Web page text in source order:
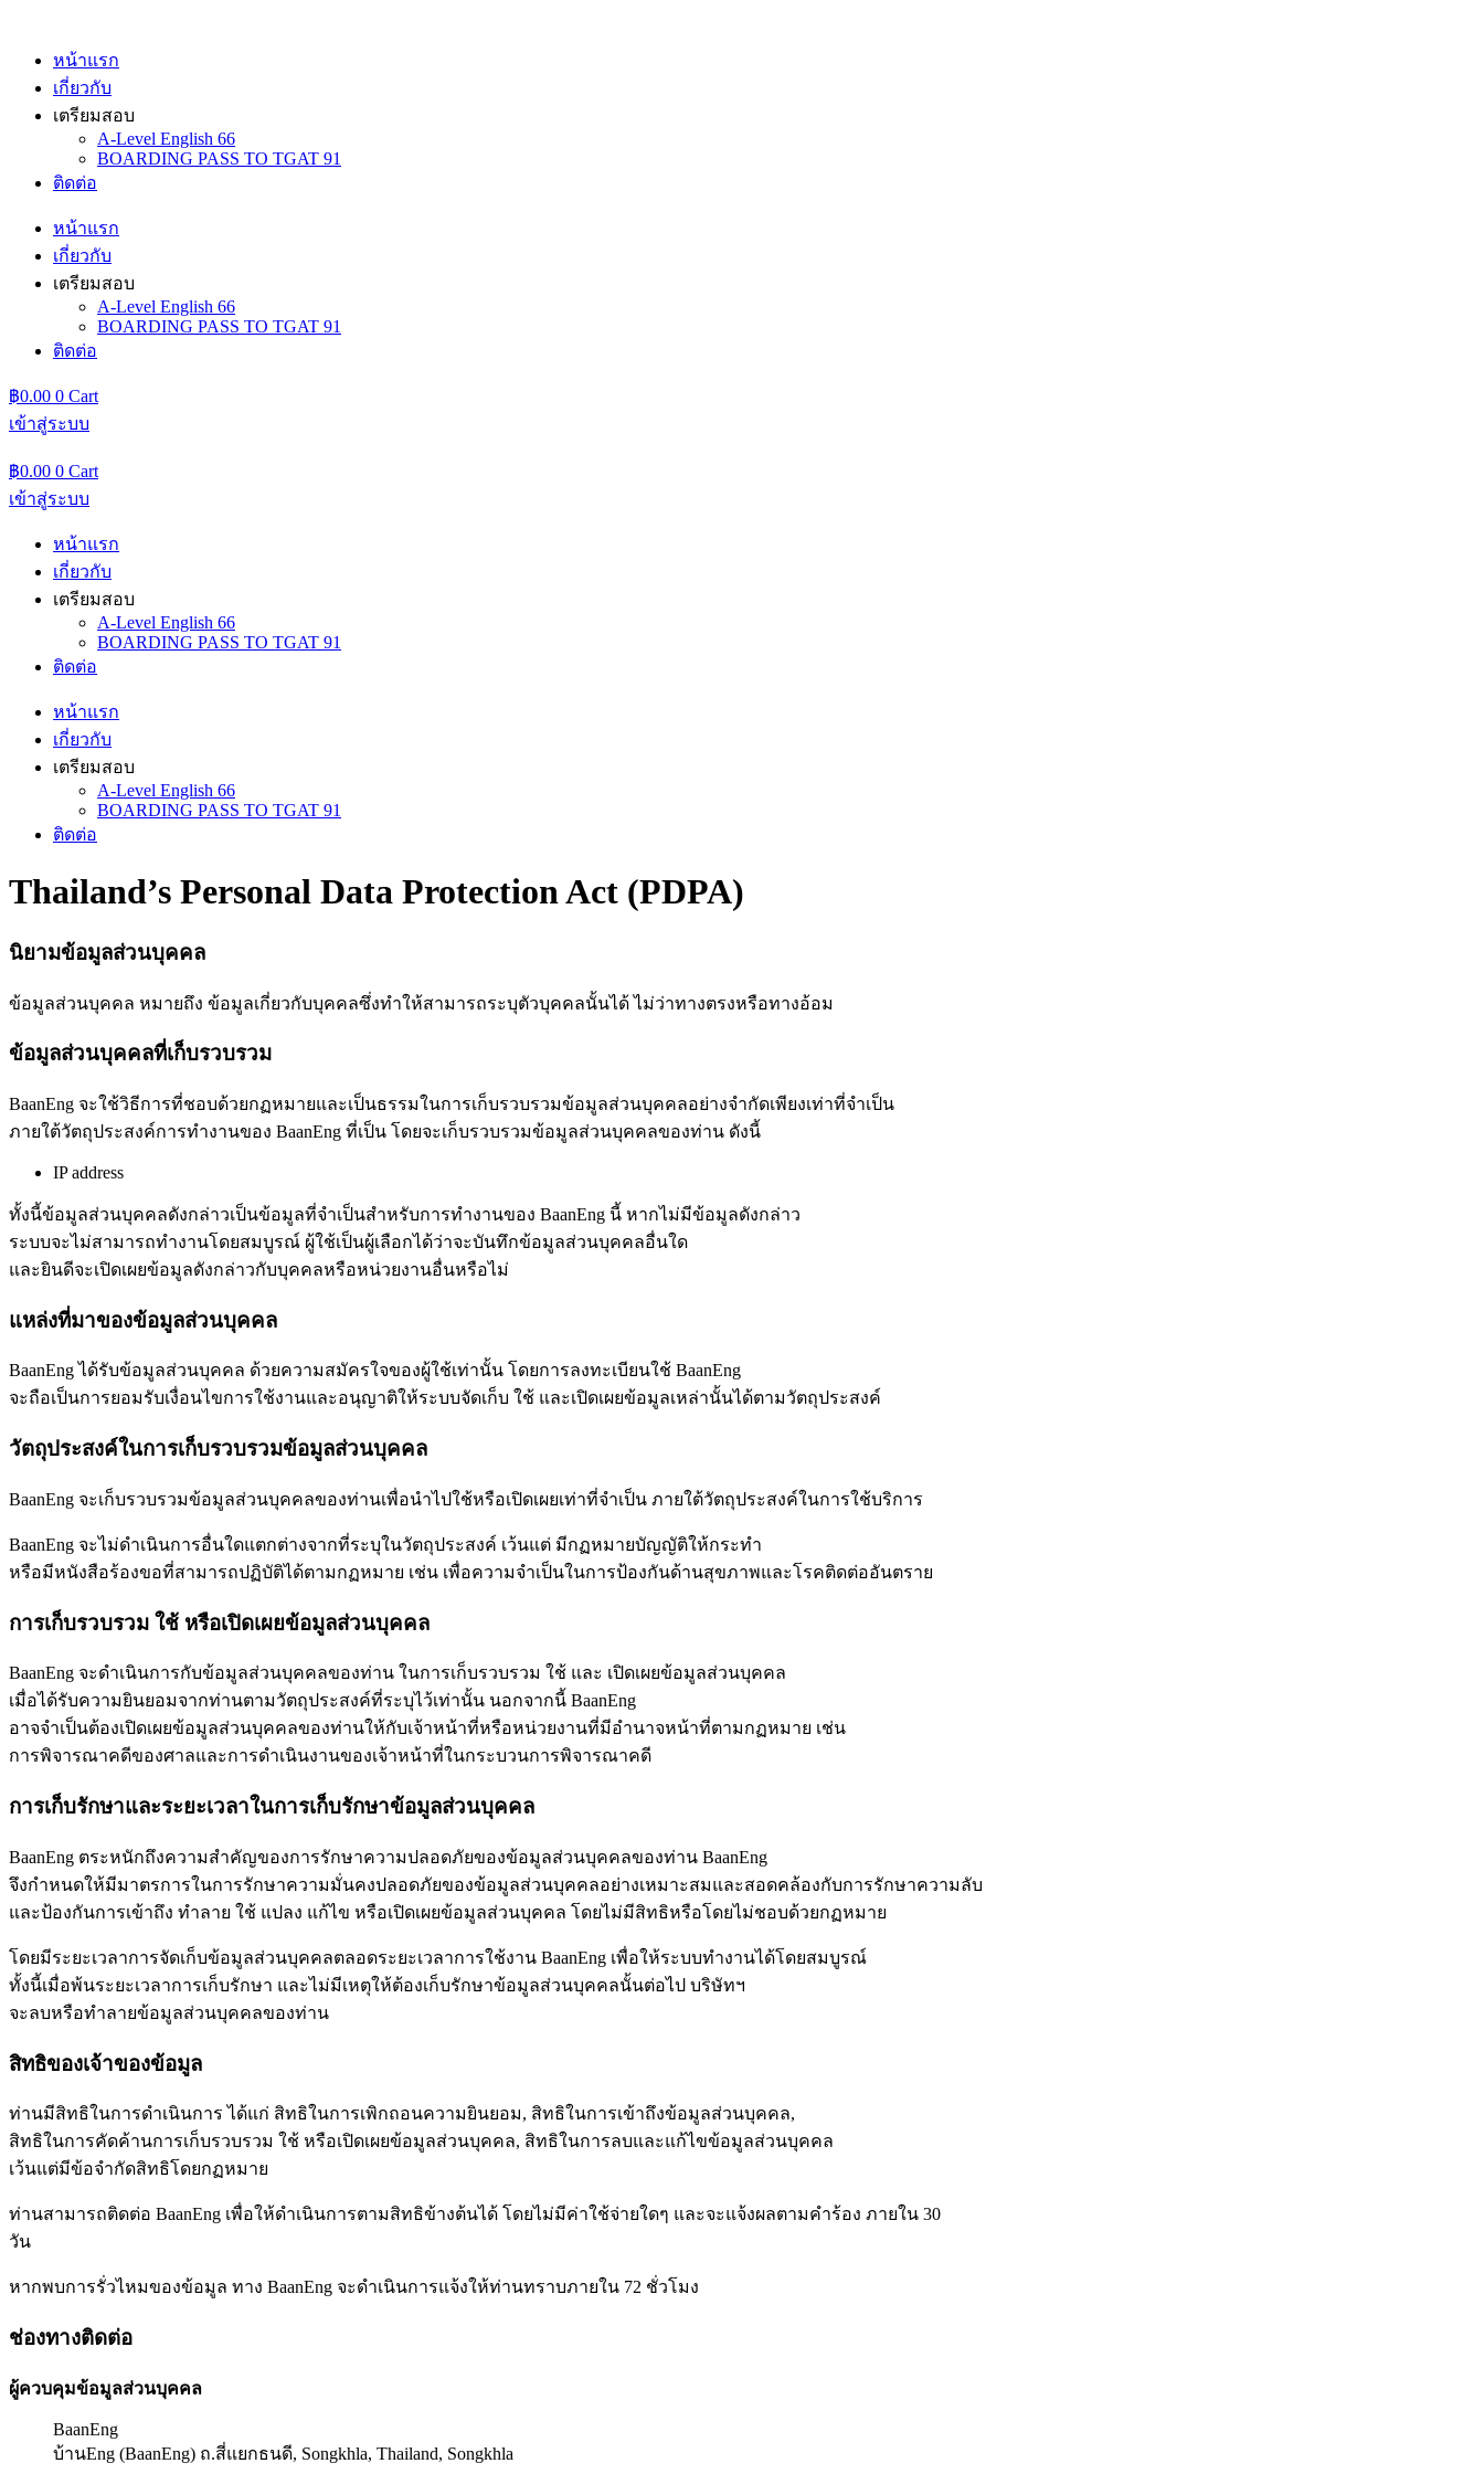
contentหน้าแรก
เกี่ยวกับ
เตรียมสอบ
A-Level English 66
BOARDING PASS TO TGAT 91
ติดต่อ
หน้าแรก
เกี่ยวกับ
เตรียมสอบ
A-Level English 66
BOARDING PASS TO TGAT 91
ติดต่อ
฿0.00 0 Cart
เข้าสู่ระบบ
฿0.00 0 Cart
เข้าสู่ระบบ
หน้าแรก
เกี่ยวกับ
เตรียมสอบ
A-Level English 66
BOARDING PASS TO TGAT 91
ติดต่อ
หน้าแรก
เกี่ยวกับ
เตรียมสอบ
A-Level English 66
BOARDING PASS TO TGAT 91
ติดต่อ
Thailand’s Personal Data Protection Act (PDPA)
นิยามข้อมูลส่วนบุคคล
ข้อมูลส่วนบุคคล หมายถึง ข้อมูลเกี่ยวกับบุคคลซึ่งทำให้สามารถระบุตัวบุคคลนั้นได้ ไม่ว่าทางตรงหรือทางอ้อม
ข้อมูลส่วนบุคคลที่เก็บรวบรวม
BaanEng จะใช้วิธีการที่ชอบด้วยกฏหมายและเป็นธรรมในการเก็บรวบรวมข้อมูลส่วนบุคคลอย่างจำกัดเพียงเท่าที่จำเป็น
ภายใต้วัตถุประสงค์การทำงานของ BaanEng ที่เป็น โดยจะเก็บรวบรวมข้อมูลส่วนบุคคลของท่าน ดังนี้
IP address
ทั้งนี้ข้อมูลส่วนบุคคลดังกล่าวเป็นข้อมูลที่จำเป็นสำหรับการทำงานของ BaanEng นี้ หากไม่มีข้อมูลดังกล่าว
ระบบจะไม่สามารถทำงานโดยสมบูรณ์ ผู้ใช้เป็นผู้เลือกได้ว่าจะบันทึกข้อมูลส่วนบุคคลอื่นใด
และยินดีจะเปิดเผยข้อมูลดังกล่าวกับบุคคลหรือหน่วยงานอื่นหรือไม่
แหล่งที่มาของข้อมูลส่วนบุคคล
BaanEng ได้รับข้อมูลส่วนบุคคล ด้วยความสมัครใจของผู้ใช้เท่านั้น โดยการลงทะเบียนใช้ BaanEng
จะถือเป็นการยอมรับเงื่อนไขการใช้งานและอนุญาติให้ระบบจัดเก็บ ใช้ และเปิดเผยข้อมูลเหล่านั้นได้ตามวัตถุประสงค์
วัตถุประสงค์ในการเก็บรวบรวมข้อมูลส่วนบุคคล
BaanEng จะเก็บรวบรวมข้อมูลส่วนบุคคลของท่านเพื่อนำไปใช้หรือเปิดเผยเท่าที่จำเป็น ภายใต้วัตถุประสงค์ในการใช้บริการ
BaanEng จะไม่ดำเนินการอื่นใดแตกต่างจากที่ระบุในวัตถุประสงค์ เว้นแต่ มีกฏหมายบัญญัติให้กระทำ
หรือมีหนังสือร้องขอที่สามารถปฏิบัติได้ตามกฏหมาย เช่น เพื่อความจำเป็นในการป้องกันด้านสุขภาพและโรคติดต่ออันตราย
การเก็บรวบรวม ใช้ หรือเปิดเผยข้อมูลส่วนบุคคล
BaanEng จะดำเนินการกับข้อมูลส่วนบุคคลของท่าน ในการเก็บรวบรวม ใช้ และ เปิดเผยข้อมูลส่วนบุคคล
เมื่อได้รับความยินยอมจากท่านตามวัตถุประสงค์ที่ระบุไว้เท่านั้น นอกจากนี้ BaanEng
อาจจำเป็นต้องเปิดเผยข้อมูลส่วนบุคคลของท่านให้กับเจ้าหน้าที่หรือหน่วยงานที่มีอำนาจหน้าที่ตามกฏหมาย เช่น
การพิจารณาคดีของศาลและการดำเนินงานของเจ้าหน้าที่ในกระบวนการพิจารณาคดี
การเก็บรักษาและระยะเวลาในการเก็บรักษาข้อมูลส่วนบุคคล
BaanEng ตระหนักถึงความสำคัญของการรักษาความปลอดภัยของข้อมูลส่วนบุคคลของท่าน BaanEng
จึงกำหนดให้มีมาตรการในการรักษาความมั่นคงปลอดภัยของข้อมูลส่วนบุคคลอย่างเหมาะสมและสอดคล้องกับการรักษาความลับ
และป้องกันการเข้าถึง ทำลาย ใช้ แปลง แก้ไข หรือเปิดเผยข้อมูลส่วนบุคคล โดยไม่มีสิทธิหรือโดยไม่ชอบด้วยกฏหมาย
โดยมีระยะเวลาการจัดเก็บข้อมูลส่วนบุคคลตลอดระยะเวลาการใช้งาน BaanEng เพื่อให้ระบบทำงานได้โดยสมบูรณ์
ทั้งนี้เมื่อพ้นระยะเวลาการเก็บรักษา และไม่มีเหตุให้ต้องเก็บรักษาข้อมูลส่วนบุคคลนั้นต่อไป บริษัทฯ
จะลบหรือทำลายข้อมูลส่วนบุคคลของท่าน
สิทธิของเจ้าของข้อมูล
ท่านมีสิทธิในการดำเนินการ ได้แก่ สิทธิในการเพิกถอนความยินยอม, สิทธิในการเข้าถึงข้อมูลส่วนบุคคล,
สิทธิในการคัดค้านการเก็บรวบรวม ใช้ หรือเปิดเผยข้อมูลส่วนบุคคล, สิทธิในการลบและแก้ไขข้อมูลส่วนบุคคล
เว้นแต่มีข้อจำกัดสิทธิโดยกฏหมาย
ท่านสามารถติดต่อ BaanEng เพื่อให้ดำเนินการตามสิทธิข้างต้นได้ โดยไม่มีค่าใช้จ่ายใดๆ และจะแจ้งผลตามคำร้อง ภายใน 30
วัน
หากพบการรั่วไหมของข้อมูล ทาง BaanEng จะดำเนินการแจ้งให้ท่านทราบภายใน 72 ชั่วโมง
ช่องทางติดต่อ
ผู้ควบคุมข้อมูลส่วนบุคคล
BaanEng
บ้านEng (BaanEng) ถ.สี่แยกธนดี, Songkhla, Thailand, Songkhla